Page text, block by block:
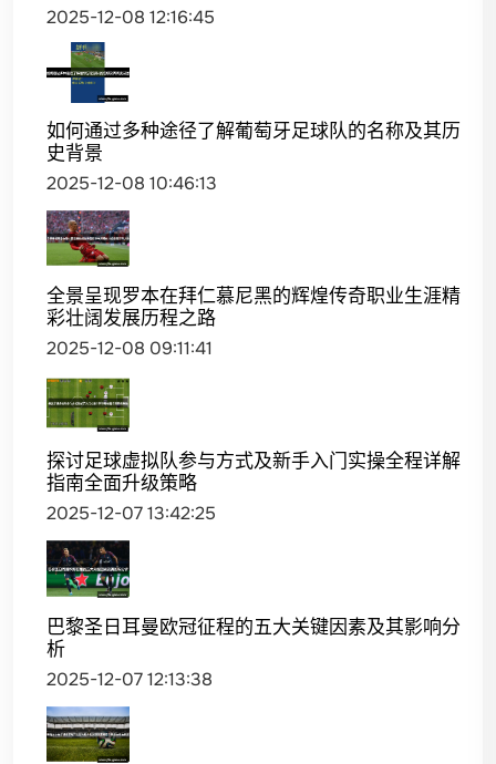
2025-12-08 12:16:45
如何通过多种途径了解葡萄牙足球队的名称及其历
史背景
2025-12-08 10:46:13
全景呈现罗本在拜仁慕尼黑的辉煌传奇职业生涯精
彩壮阔发展历程之路
2025-12-08 09:11:41
探讨足球虚拟队参与方式及新手入门实操全程详解
指南全面升级策略
2025-12-07 13:42:25
巴黎圣日耳曼欧冠征程的五大关键因素及其影响分
析
2025-12-07 12:13:38